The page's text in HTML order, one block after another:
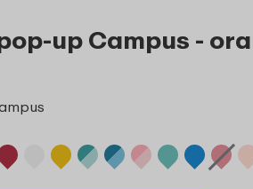
up Campus -